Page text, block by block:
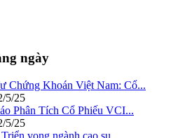
ngày
Chứng Khoán Việt Nam: Cổ...
5/25
Phân Tích Cổ Phiếu VCI...
5/25
vọng ngành cao su...